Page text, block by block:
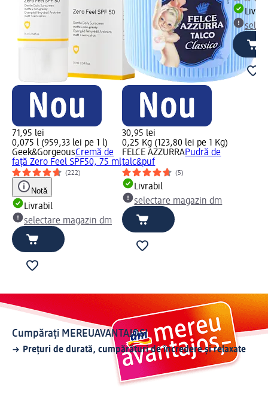
71,95 lei
0,075 l (959,33 lei pe 1 l)
Geek&GorgeousCremă de
față Zero Feel SPF50, 75 ml
(222)
Notă
Livrabil
selectare magazin dm
30,95 lei
0,25 Kg (123,80 lei pe 1 Kg)
FELCE AZZURRAPudră de
talc&puf
(5)
Livrabil
selectare magazin dm
Cumpărați MEREUAVANTAJOS!
Prețuri de durată, cumpărături de încredere și relaxate